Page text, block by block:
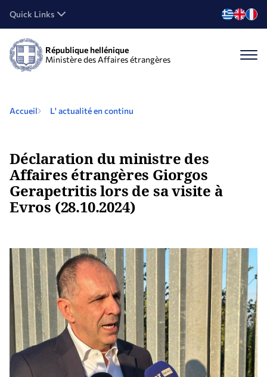
Quick Links
République hellénique
Ministère des Affaires étrangères
Accueil L' actualité en continu
Déclaration du ministre des
Affaires étrangères Giorgos
Gerapetritis lors de sa visite à
Evros (28.10.2024)